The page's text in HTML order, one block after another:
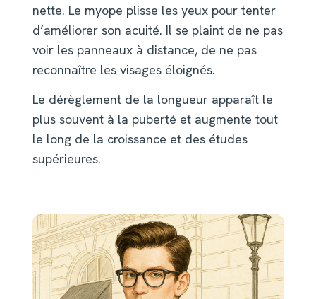
nette. Le myope plisse les yeux pour tenter
d’améliorer son acuité. Il se plaint de ne pas
voir les panneaux à distance, de ne pas
reconnaître les visages éloignés.
Le dérèglement de la longueur apparaît le
plus souvent à la puberté et augmente tout
le long de la croissance et des études
supérieures.